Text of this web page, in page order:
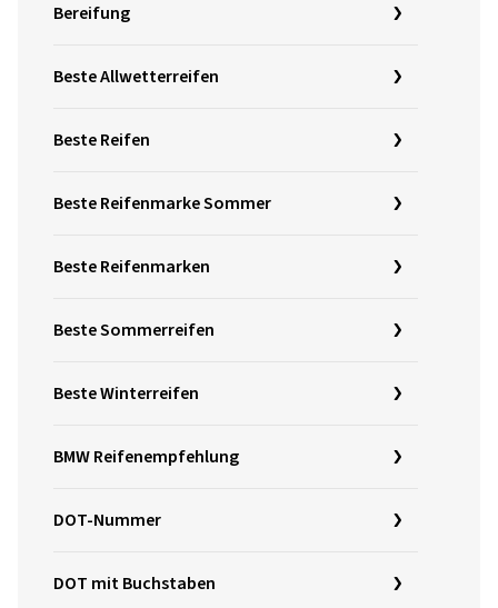
Bereifung
Beste Allwetterreifen
Beste Reifen
Beste Reifenmarke Sommer
Beste Reifenmarken
Beste Sommerreifen
Beste Winterreifen
BMW Reifenempfehlung
DOT-Nummer
DOT mit Buchstaben